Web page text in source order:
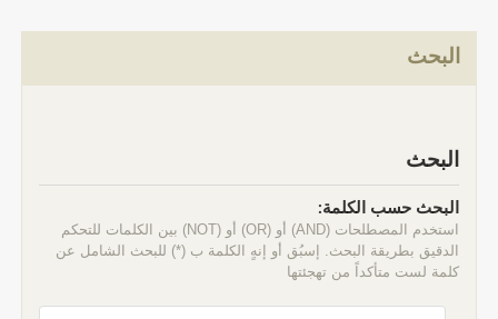
البحث
البحث
البحث حسب الكلمة:
استخدم المصطلحات (AND) أو (OR) أو (NOT) بين الكلمات للتحكم
الدقيق بطريقة البحث. إسبُق أو إنهٍ الكلمة ب (*) للبحث الشامل عن
كلمة لست متأكداً من تهجئتها